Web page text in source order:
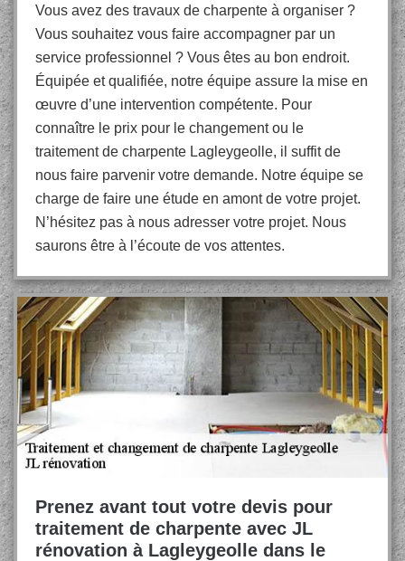
Vous avez des travaux de charpente à organiser ?
Vous souhaitez vous faire accompagner par un
service professionnel ? Vous êtes au bon endroit.
Équipée et qualifiée, notre équipe assure la mise en
œuvre d’une intervention compétente. Pour
connaître le prix pour le changement ou le
traitement de charpente Lagleygeolle, il suffit de
nous faire parvenir votre demande. Notre équipe se
charge de faire une étude en amont de votre projet.
N’hésitez pas à nous adresser votre projet. Nous
saurons être à l’écoute de vos attentes.
Prenez avant tout votre devis pour
traitement de charpente avec JL
rénovation à Lagleygeolle dans le